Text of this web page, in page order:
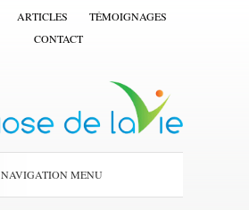
ARTICLES
TÉMOIGNAGES
CONTACT
NAVIGATION MENU